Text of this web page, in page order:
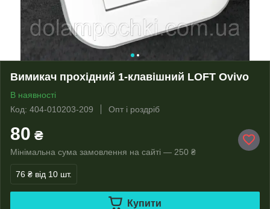
Вимикач прохідний 1-клавішний LOFT Ovivo
В наявності
Код: 404-010203-209
Опт і роздріб
80 ₴
Мінімальна сума замовлення на сайті — 250 ₴
76 ₴ від 10 шт.
Купити